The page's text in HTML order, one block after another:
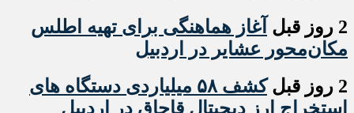
2 روز قبل
آغاز هماهنگی برای تهیه اطلس
مکان‌محور عشایر در اردبیل
2 روز قبل
کشف ۵۸ میلیاردی دستگاه های
استخراج ارز دیجیتال قاچاق در اردبیل